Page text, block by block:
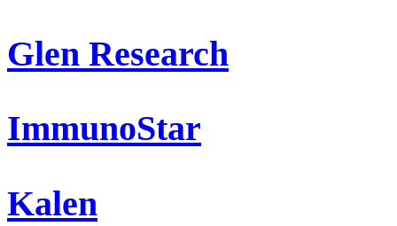
Glen Research
ImmunoStar
Kalen